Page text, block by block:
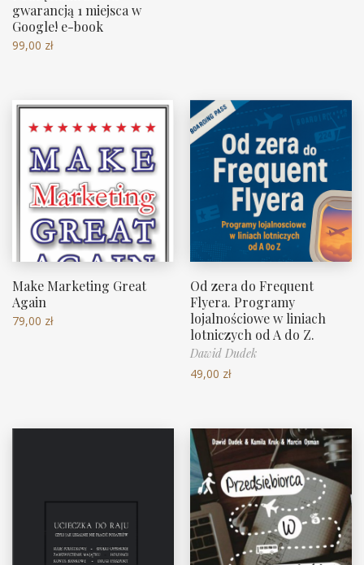
gwarancją 1 miejsca w
Google! e-book
99,00 zł
Make Marketing Great
Again
79,00 zł
Od zera do Frequent
Flyera. Programy
lojalnościowe w liniach
lotniczych od A do Z.
Dawid Dudek
49,00 zł